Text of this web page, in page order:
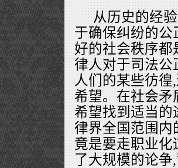
从历史的经
于确保纠纷的公
好的社会秩序都
律人对于司法公
人们的某些彷
希望。在社会矛
希望找到适当的
律界全国范围内
竟是要走职业
了大规模的论